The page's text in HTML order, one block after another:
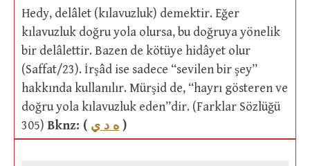
Hedy, delâlet (kılavuzluk) demektir. Eğer
kılavuzluk doğru yola olursa, bu doğruya yönelik
bir delâlettir. Bazen de kötüye hidâyet olur
(Saffat/23). İrşâd ise sadece “sevilen bir şey”
hakkında kullanılır. Mürşid de, “hayrı gösteren ve
doğru yola kılavuzluk eden”dir. (Farklar Sözlüğü
305) Bknz: ( ه د ي )